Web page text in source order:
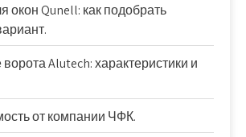
окон Qunell: как подобрать
Alutech: характеристики и
от компании ЧФК.